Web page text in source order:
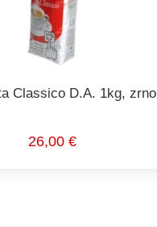
Classico D.A. 1kg, zrno
26,00 €